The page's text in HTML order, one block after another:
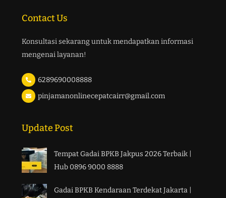
Contact Us
Konsultasi sekarang untuk mendapatkan informasi
mengenai layanan!
6289690008888
pinjamanonlinecepatcairr@gmail.com
Update Post
Tempat Gadai BPKB Jakpus 2026 Terbaik |
Hub 0896 9000 8888
Gadai BPKB Kendaraan Terdekat Jakarta |